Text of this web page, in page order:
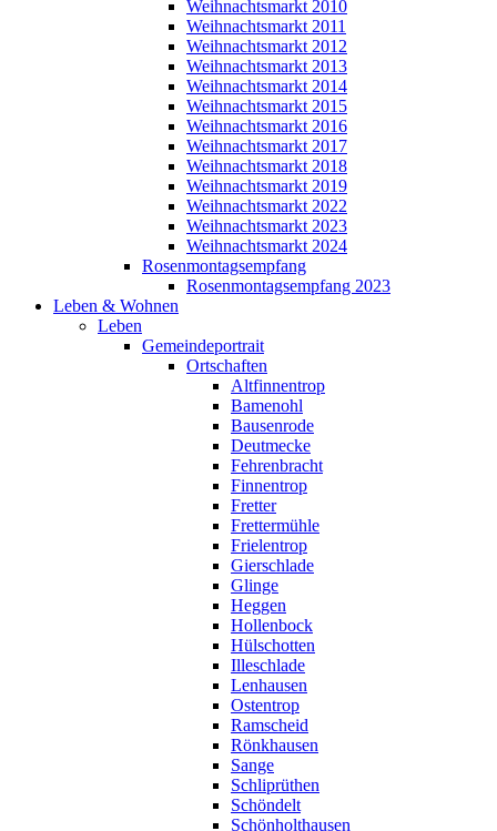
Weihnachtsmarkt 2010
Weihnachtsmarkt 2011
Weihnachtsmarkt 2012
Weihnachtsmarkt 2013
Weihnachtsmarkt 2014
Weihnachtsmarkt 2015
Weihnachtsmarkt 2016
Weihnachtsmarkt 2017
Weihnachtsmarkt 2018
Weihnachtsmarkt 2019
Weihnachtsmarkt 2022
Weihnachtsmarkt 2023
Weihnachtsmarkt 2024
Rosenmontagsempfang
Rosenmontagsempfang 2023
Leben & Wohnen
Leben
Gemeindeportrait
Ortschaften
Altfinnentrop
Bamenohl
Bausenrode
Deutmecke
Fehrenbracht
Finnentrop
Fretter
Frettermühle
Frielentrop
Gierschlade
Glinge
Heggen
Hollenbock
Hülschotten
Illeschlade
Lenhausen
Ostentrop
Ramscheid
Rönkhausen
Sange
Schliprüthen
Schöndelt
Schönholthausen